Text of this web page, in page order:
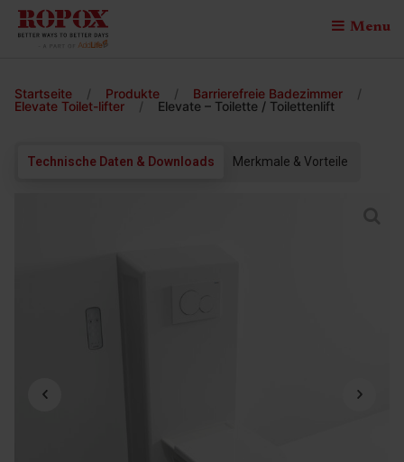
Menu
Startseite / Produkte / Barrierefreie Badezimmer
/
Elevate Toilet-lifter
/ Elevate – Toilette / Toilettenlift
Technische Daten & Downloads Merkmale & Vorteile